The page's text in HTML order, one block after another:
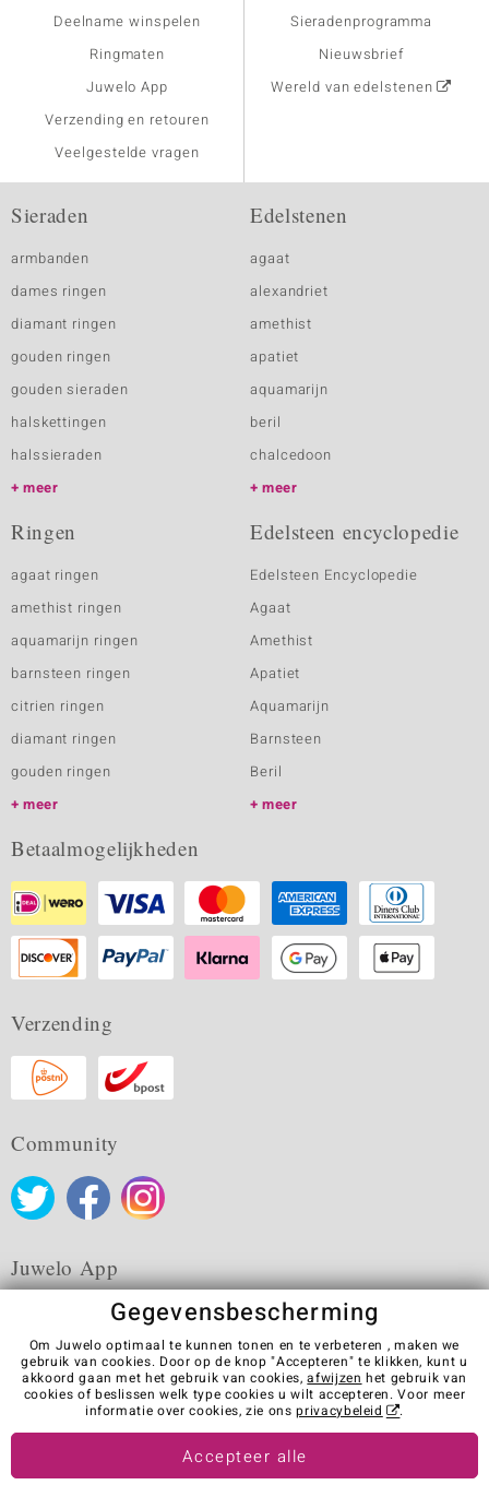
Deelname winspelen
Ringmaten
Juwelo App
Verzending en retouren
Veelgestelde vragen
Sieradenprogramma
Nieuwsbrief
Wereld van edelstenen
Sieraden
armbanden
dames ringen
diamant ringen
gouden ringen
gouden sieraden
halskettingen
halssieraden
meer
Edelstenen
agaat
alexandriet
amethist
apatiet
aquamarijn
beril
chalcedoon
meer
Ringen
agaat ringen
amethist ringen
aquamarijn ringen
barnsteen ringen
citrien ringen
diamant ringen
gouden ringen
meer
Edelsteen encyclopedie
Edelsteen Encyclopedie
Agaat
Amethist
Apatiet
Aquamarijn
Barnsteen
Beril
meer
Betaalmogelijkheden
Verzending
Community
Juwelo App
Algemene verkoopvoorwaarden Privacybeleid
Cookies
Colofon
Contact
Contract herroepen
Visit our stores in other countries:
Gegevensbescherming
Om Juwelo optimaal te kunnen tonen en te verbeteren , maken we
gebruik van cookies. Door op de knop "Accepteren" te klikken, kunt u
akkoord gaan met het gebruik van cookies,afwijzen het gebruik van
cookies of beslissen welk type cookies u wilt accepteren. Voor meer
informatie over cookies, zie onsprivacybeleid .
Accepteer alle